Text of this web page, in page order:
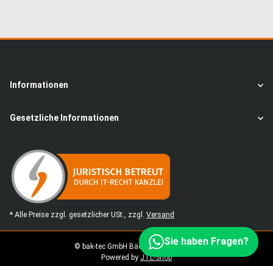
Informationen
Gesetzliche Informationen
* Alle Preise zzgl. gesetzlicher USt., zzgl. Versand
© bak-tec GmbH Bäckereimaschinen
Powered by JTL-Shop
Sie haben Fragen?